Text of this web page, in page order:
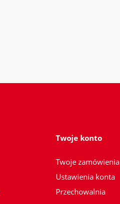
Twoje konto
Twoje zamówienia
Ustawienia konta
Przechowalnia